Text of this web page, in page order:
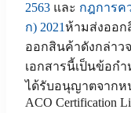
2563 และ กฎการค
ก) 2021ห้ามส่งออก
ออกสินค้าดังกล่าว
เอกสารนี้เป็นข้อก
ได้รับอนุญาตจากห
ACO Certification